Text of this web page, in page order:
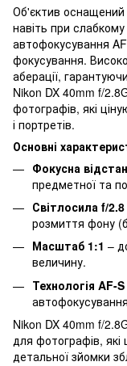
Об'єктив оснащений
навіть при слабкому
автофокусування
фокусування.
аберації,
Nikon DX 40mm f/
фотографів, які
і портретів.
Основні
Фокусна
предметної та
Світлосила f/2.8
розмиття фону
Масштаб 1:1 –
величину.
Технологія AF-S
Nikon DX 40mm f/
для фотографів,
детальної зйомки